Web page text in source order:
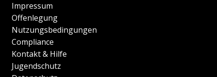
Impressum
Offenlegung
Nutzungsbedingungen
Compliance
Kontakt & Hilfe
Jugendschutz